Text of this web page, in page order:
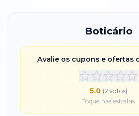
Boticário
Avalie os cupons e ofertas
5.0 (2 votos)
Toque nas estrelas